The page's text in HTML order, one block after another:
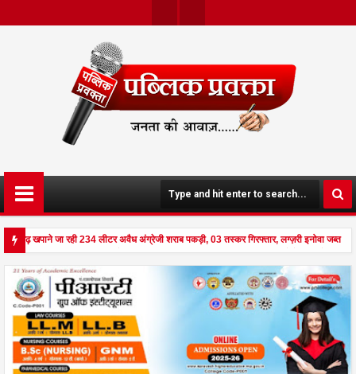
Ter
Boo
K
खपाने जा रही 234 लीटर अवैध अंग्रेजी शराब पकड़ी, 03 तस्कर गिरफ्तार, लग्ज़री इनोवा जब्त
अनूपपुर - घर पर किसान व नौकरानी का मिला रक्तरंजित शव, पत्नी गंभीर घायल में मेडिकल रेफर